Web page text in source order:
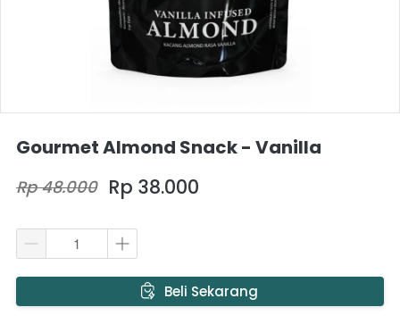
Gourmet Almond Snack - Vanilla
Rp 48.000 Rp 38.000
` Beli Sekarang